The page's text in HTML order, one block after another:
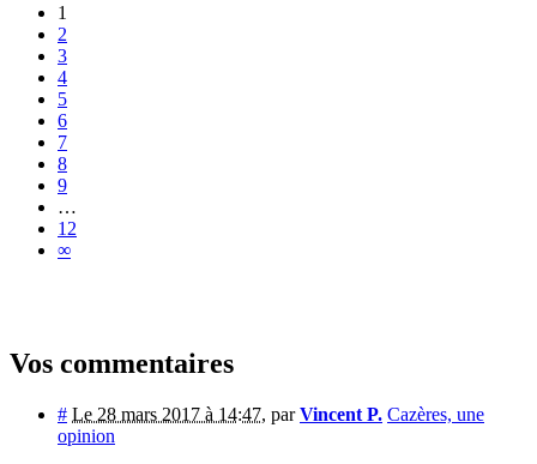
1
2
3
4
5
6
7
8
9
…
12
∞
Vos commentaires
# Le 28 mars 2017 à 14:47, parVincent P. Cazères, une
opinion